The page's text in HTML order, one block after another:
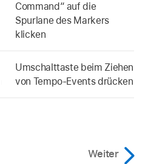
Command“ auf die
Spurlane des Markers
klicken
Umschalttaste beim Ziehen
von Tempo-Events drücken
Weiter